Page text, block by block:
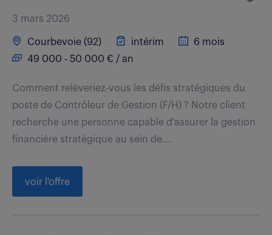
3 mars 2026
Courbevoie (92) intérim
6 mois
49 000 - 50 000 € / an
Comment relèveriez-vous les défis stratégiques du
poste de Contrôleur de Gestion (F/H) ? Notre client
recherche une personne capable d'assurer la gestion
financière stratégique au sein de...
voir l'offre